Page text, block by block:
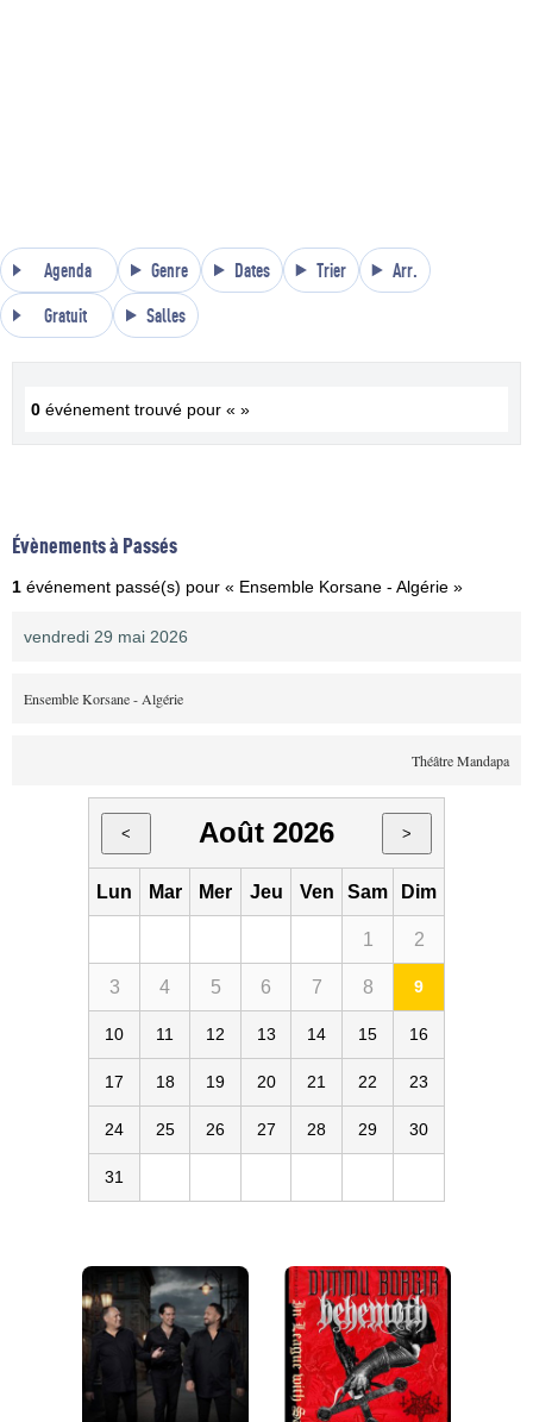
Agenda Genre Dates Trier Arr.
Gratuit Salles
0 événement trouvé pour « »
Évènements à Passés
1 événement passé(s) pour « Ensemble Korsane - Algérie »
vendredi 29 mai 2026
Ensemble Korsane - Algérie
Théâtre Mandapa
< Août 2026 >
Lun Mar Mer Jeu Ven Sam Dim
1 2
3 4 5 6 7 8 9
10 11 12 13 14 15 16
17 18 19 20 21 22 23
24 25 26 27 28 29 30
31